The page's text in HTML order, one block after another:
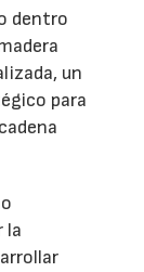
dentro
un
para
la